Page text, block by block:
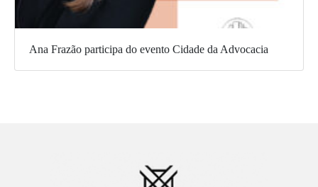
Ana Frazão participa do evento Cidade da Advocacia